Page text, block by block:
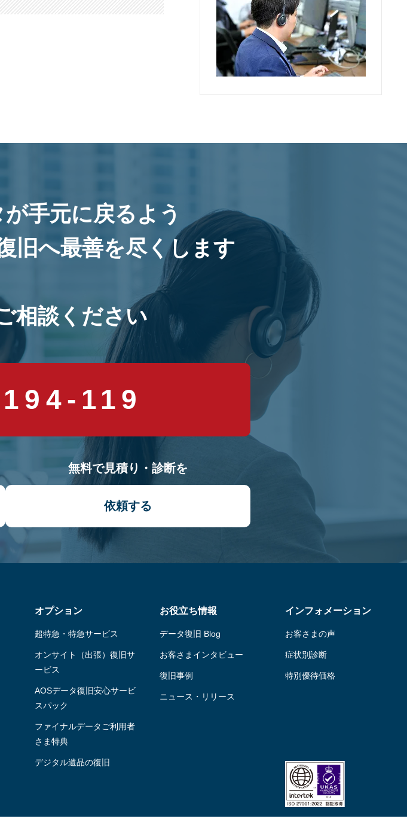
手元に戻るよう
旧へ最善を尽くします
相談ください
119
無料で見積り・診断を
依頼する
オプション
超特急・特急サービス
オンサイト（出張）復旧サ
ービス
AOSデータ復旧安⼼サービ
スパック
ファイナルデータご利⽤者
さま特典
デジタル遺品の復旧
お役立ち情報
データ復旧 Blog
お客さまインタビュー
復旧事例
ニュース・リリース
インフォメーション
お客さまの声
症状別診断
特別優待価格